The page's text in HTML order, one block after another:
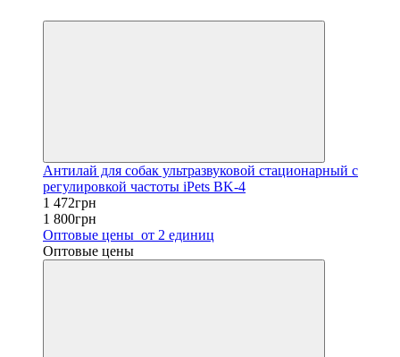
Антилай для собак ультразвуковой стационарный с
регулировкой частоты iPets BK-4
1 472грн
1 800грн
Оптовые цены от 2 единиц
Оптовые цены